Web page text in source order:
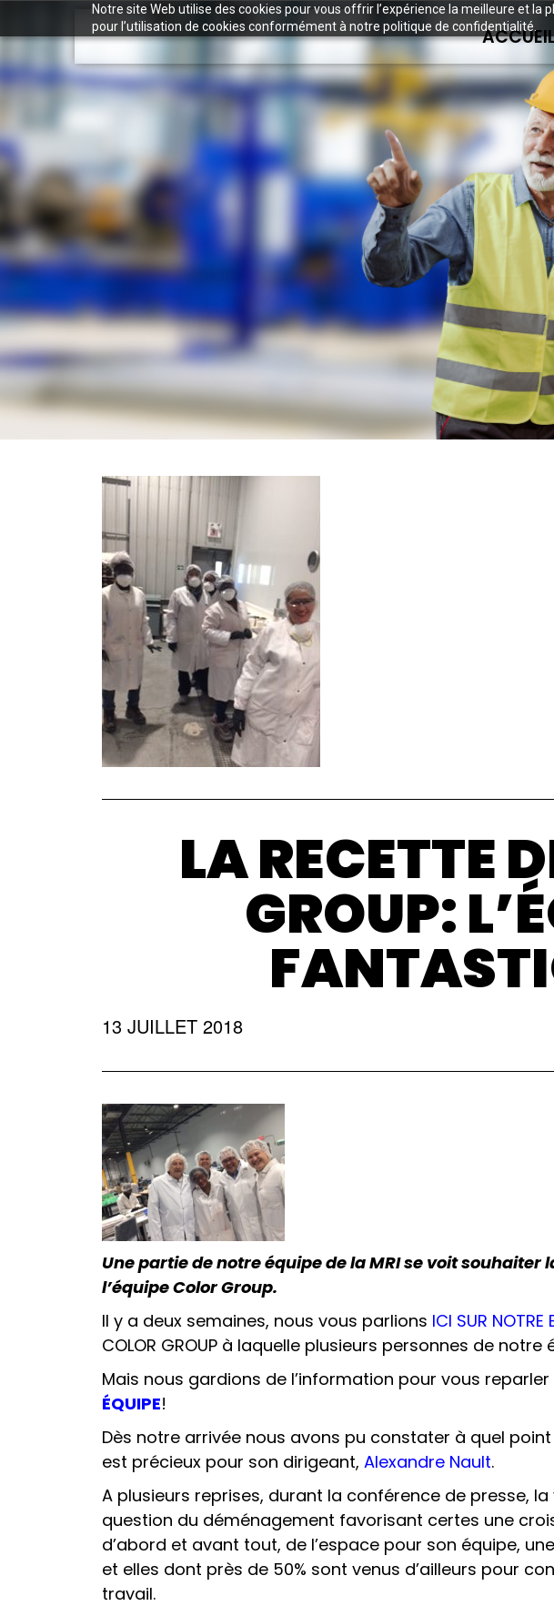
Notre site Web utilise des cookies pour vous offrir l’expérience la meilleure et
pour l’utilisation de cookies conformément à notre politique de confidentialité.
LA RECETTE
GROUP:
13 JUILLET 2018
Une partie de notre équipe de la MRI se voit
l’équipe Color Group.
Il y a deux semaines, nous vous parlions ICI SUR NOTRE
COLOR GROUP à laquelle plusieurs personnes de
Mais nous gardions de l’information pour vous reparler
ÉQUIPE!
Dès notre arrivée nous avons pu constater à quel
est précieux pour son dirigeant, Alexandre Nault.
A plusieurs reprises, durant la conférence de presse,
question du déménagement favorisant certes une
d’abord et avant tout, de l’espace pour son équipe,
et elles dont près de 50% sont venus d’ailleurs pour
travail.